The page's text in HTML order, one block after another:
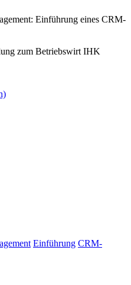
Einführung eines CRM-
zum Betriebswirt IHK
Einführung CRM-